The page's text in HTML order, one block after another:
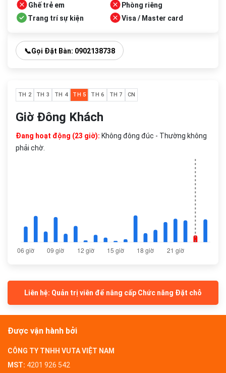
Ghế trẻ em
Phòng riêng
Trang trí sự kiện
Visa / Master card
📞Gọi Đặt Bàn: 0902138738
TH 2 TH 3 TH 4 TH 5 TH 6 TH 7 CN
Giờ Đông Khách
Đang hoạt động (23 giờ): Không đông đúc - Thường không
phải chờ.
Liên hệ: Quản trị viên để nâng cấp Chức năng Đặt chỗ
Được vận hành bởi
CÔNG TY TNHH VUTA VIỆT NAM
MST: 4201 926 542